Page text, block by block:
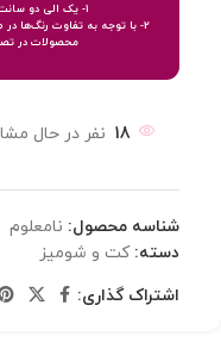
1- یک الی دو سانت خطای اندازه گیری در نظر گرفته شود
2- با توجه به تفاوت رنگ‌ها
محصولات در تصویر تا 10٪ با
18 نفر در حال
شناسه محصول: نامعلوم
دسته: کت و شومیز
اشتراک گذاری: